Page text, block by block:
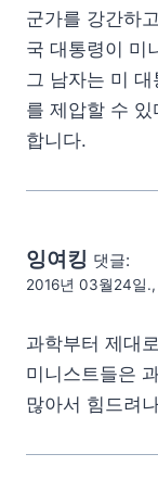
군가를 강간하
국 대통령이 미
그 남자는 미
를 제압할 수
합니다.
잉여킹 댓글:
2016년 03월24일
과학부터 제대
미니스트들은
많아서 힘드려